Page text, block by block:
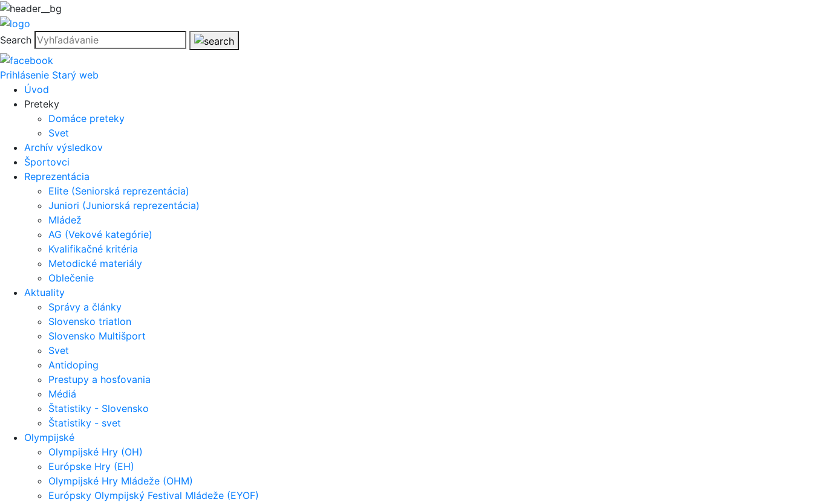
Search
Prihlásenie Starý web
Úvod
Preteky
Domáce preteky
Svet
Archív výsledkov
Športovci
Reprezentácia
Elite (Seniorská reprezentácia)
Juniori (Juniorská reprezentácia)
Mládež
AG (Vekové kategórie)
Kvalifikačné kritéria
Metodické materiály
Oblečenie
Aktuality
Správy a články
Slovensko triatlon
Slovensko Multišport
Svet
Antidoping
Prestupy a hosťovania
Médiá
Štatistiky - Slovensko
Štatistiky - svet
Olympijské
Olympijské Hry (OH)
Európske Hry (EH)
Olympijské Hry Mládeže (OHM)
Európsky Olympijský Festival Mládeže (EYOF)